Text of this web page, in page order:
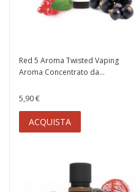
Red 5 Aroma Twisted Vaping
Aroma Concentrato da...
5,90 €
ACQUISTA